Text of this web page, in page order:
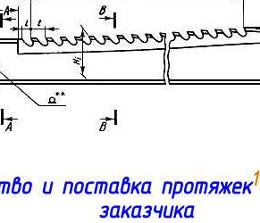
и поставка протяжек1
заказчика